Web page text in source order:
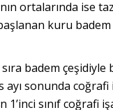
ortalarında ise
kuru badem
badem çeşidiyle
ayı sonunda
sınıf coğrafi